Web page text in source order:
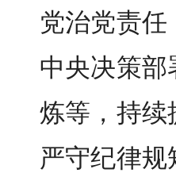
党治党责
中央决策部
炼等，持续
严守纪律